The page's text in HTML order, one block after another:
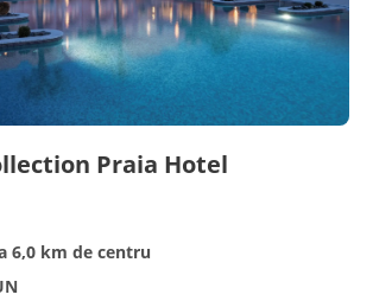
Praia Hotel
6,0 km de centru